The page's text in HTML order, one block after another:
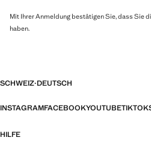
Mit Ihrer Anmeldung bestätigen Sie, dass Sie
haben.
SCHWEIZ·DEUTSCH
INSTAGRAMFACEBOOKYOUTUBETIKTOK
HILFE